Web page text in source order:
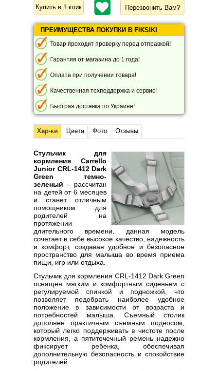
Перезвонить Вам?
ПРЕИМУЩЕСТВА ПОКУПКИ В FIKSIKI
Товар проходит проверку перед отправкой!
Гарантия от магазина до 1 года!
Оплата при получении товара!
Качественная техподдержка и сервис!
Быстрая доставка по Украине!
Хар-ки Цвета Фото Отзывы
Стульчик для
кормления Carrello
Junior CRL-1412 Dark
Green темно-
зеленый - рассчитан
на детей от 6 месяцев
и станет отличным
помощником для
родителей на
протяжении
длительного времени, данная модель
сочетает в себе высокое качество, надежность
и комфорт, создавая удобное и безопасное
пространство для малыша во время приема
пищи, игр или отдыха.
Стульчик для кормления CRL-1412 Dark Green
оснащен мягким и комфортным сиденьем с
регулируемой спинкой и подножкой, что
позволяет подобрать наиболее удобное
положение в зависимости от возраста и
потребностей малыша. Съемный столик
дополнен практичным съемным подносом,
который легко поддерживать в чистоте после
кормления, а пятиточечный ремень надежно
фиксирует ребенка, обеспечивая
дополнительную безопасность и спокойствие
родителей.